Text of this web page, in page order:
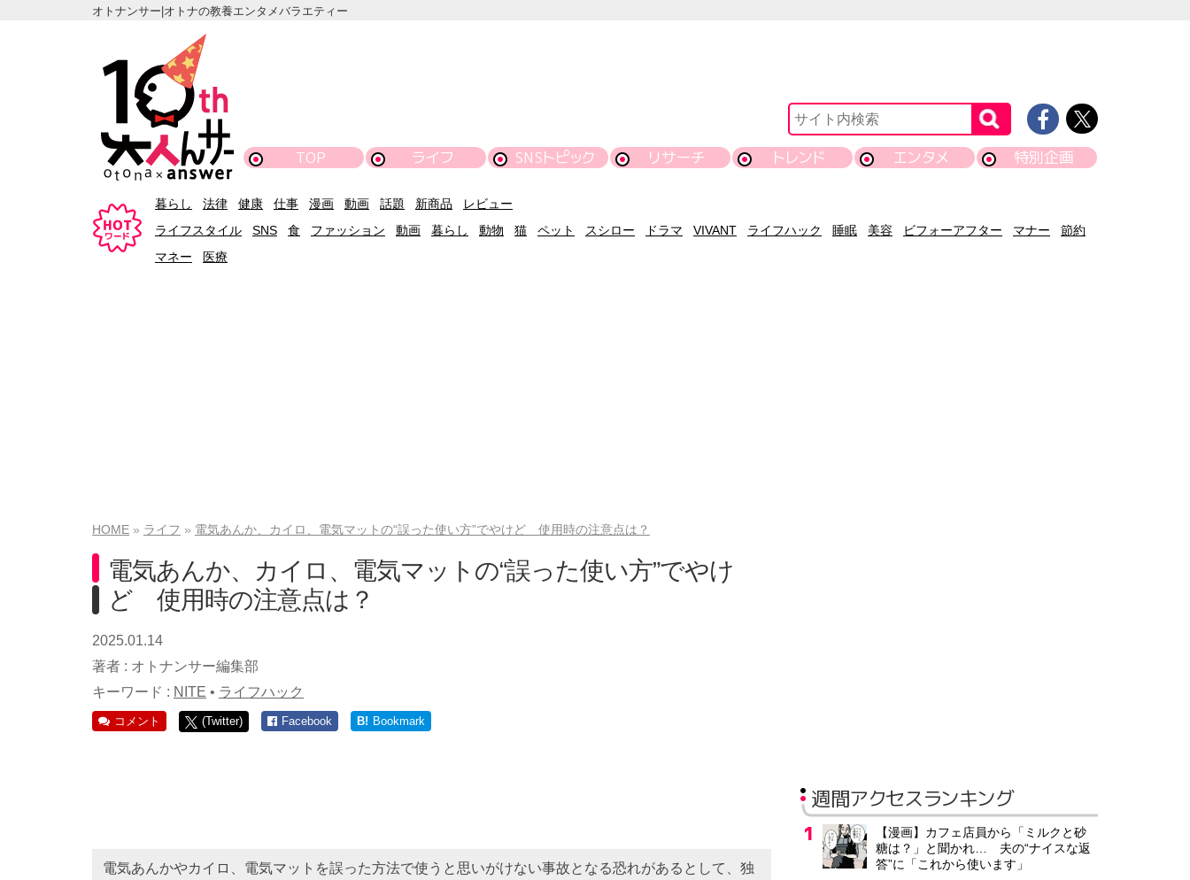
オトナンサー|オトナの教養エンタメバラエティー
TOP ライフ SNSトピック リサーチ トレンド エンタメ 特別企画
暮らし 法律 健康 仕事 漫画 動画 話題 新商品
レビュー
ライフスタイル
SNS 食 ファッション 動画 暮らし 動物 猫 ペット スシロー ドラマ VIVANT ライフハック 睡眠 美容 ビフォーアフター マナー
節約
マネー
医療
HOME ライフ 電気あんか、カイロ、電気マットの“誤った使い方”でやけど 使用時の注意点は？
電気あんか、カイロ、電気マットの“誤った使い方”でやけ
ど 使用時の注意点は？
2025.01.14
著者 : オトナンサー編集部
キーワード : NITE • ライフハック
コメント (Twitter) Facebook B! Bookmark
電気あんかやカイロ、電気マットを誤った方法で使うと思いがけない事故となる恐れがあるとして、独
週間アクセスランキング
【漫画】カフェ店員から「ミルクと砂
糖は？」と聞かれ… 夫の“ナイスな返
答”に「これから使います」